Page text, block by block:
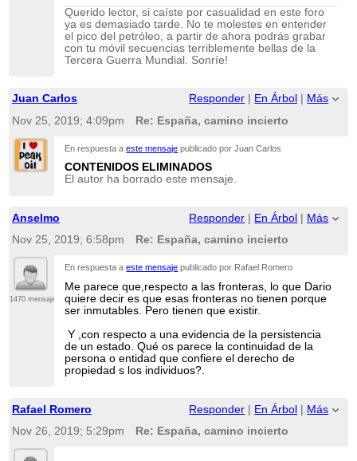
Querido lector, si caíste por casualidad en este foro
ya es demasiado tarde. No te molestes en entender
el pico del petróleo, a partir de ahora podrás grabar
con tu móvil secuencias terriblemente bellas de la
Tercera Guerra Mundial. Sonríe!
Juan Carlos Responder En Árbol
Más
Nov 25, 2019; 4:09pm
Re: España, camino incierto
En respuesta aeste mensaje publicado por Juan Carlos
CONTENIDOS ELIMINADOS
El autor ha borrado este mensaje.
Anselmo Responder En Árbol
Más
Nov 25, 2019; 6:58pm
Re: España, camino incierto
1470 mensajes
En respuesta aeste mensaje publicado por Rafael Romero
Me parece que,respecto a las fronteras, lo que Dario
quiere decir es que esas fronteras no tienen porque
ser inmutables. Pero tienen que existir.
Y ,con respecto a una evidencia de la persistencia
de un estado. Qué os parece la continuidad de la
persona o entidad que confiere el derecho de
propiedad s los individuos?.
Rafael Romero Responder | En Árbol | Más
Nov 26, 2019; 5:29pm
Re: España, camino incierto